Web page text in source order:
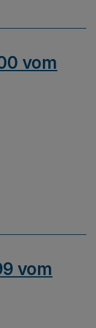
vom
vom